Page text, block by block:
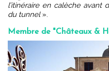
l’itinéraire en calèche avant
du tunnel».
Membre de "Châteaux &